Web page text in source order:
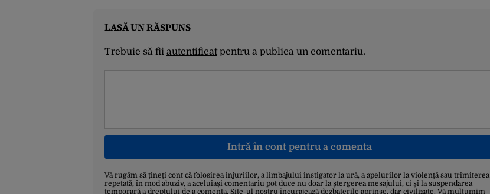
LASĂ UN RĂSPUNS
Trebuie să fii autentificatpentru a publica un comentariu.
Intră în cont pentru a comenta
Vă rugăm să țineți cont că folosirea injuriilor, a limbajului instigator la ură, a apelurilor la violență sau trimiterea
repetată, în mod abuziv, a aceluiași comentariu pot duce nu doar la ștergerea mesajului, ci și la suspendarea
temporară a dreptului de a comenta. Site-ul nostru încurajează dezbaterile aprinse, dar civilizate. Vă mulțumim